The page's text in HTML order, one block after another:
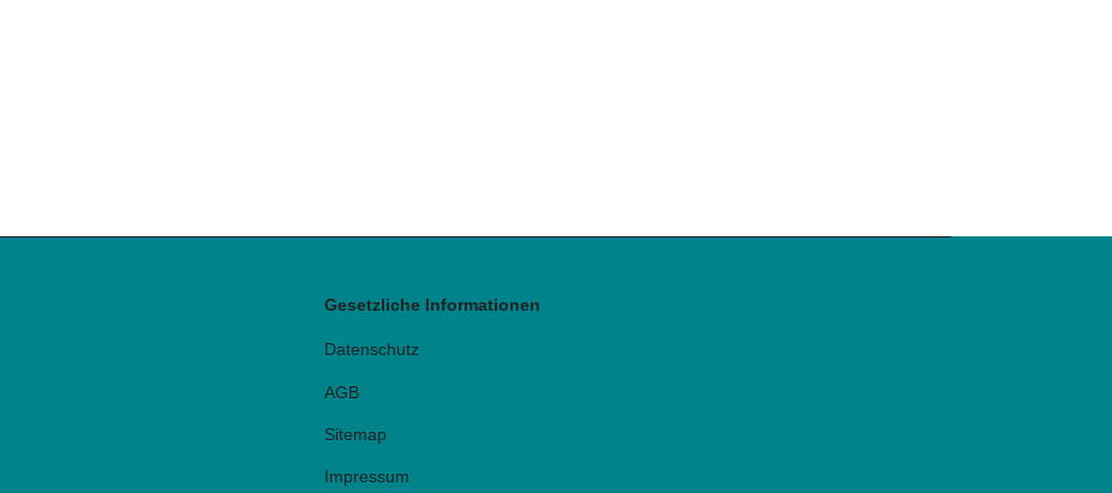
Gesetzliche Informationen
Datenschutz
AGB
Sitemap
Impressum